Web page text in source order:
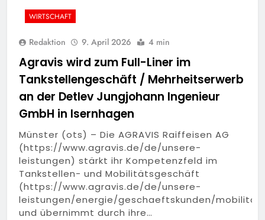
WIRTSCHAFT
Redaktion 9. April 2026 4 min
Agravis wird zum Full-Liner im
Tankstellengeschäft / Mehrheitserwerb
an der Detlev Jungjohann Ingenieur
GmbH in Isernhagen
Münster (ots) – Die AGRAVIS Raiffeisen AG
(https://www.agravis.de/de/unsere-
leistungen) stärkt ihr Kompetenzfeld im
Tankstellen- und Mobilitätsgeschäft
(https://www.agravis.de/de/unsere-
leistungen/energie/geschaeftskunden/
und übernimmt durch ihre…